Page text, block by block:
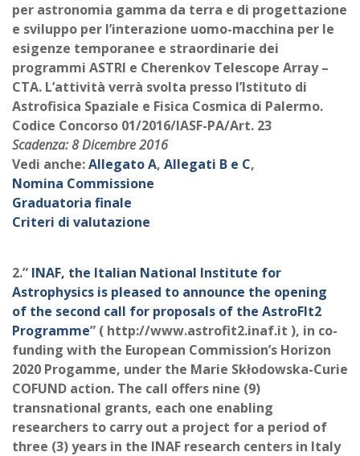
per astronomia gamma da terra e di progettazione
e sviluppo per l’interazione uomo-macchina per le
esigenze temporanee e straordinarie dei
programmi ASTRI e Cherenkov Telescope Array –
CTA. L’attività verrà svolta presso l’Istituto di
Astrofisica Spaziale e Fisica Cosmica di Palermo.
Codice Concorso 01/2016/IASF-PA/Art. 23
Scadenza: 8 Dicembre 2016
Vedi anche:Allegato A, Allegati B e C,
Nomina Commissione
Graduatoria finale
Criteri di valutazione
2.” INAF, the Italian National Institute for
Astrophysics is pleased to announce the opening
of the second call for proposals of the AstroFIt2
Programme” ( http://www.astrofit2.inaf.it ), in co-
funding with the European Commission’s Horizon
2020 Progamme, under the Marie Skłodowska-Curie
COFUND action. The call offers nine (9)
transnational grants, each one enabling
researchers to carry out a project for a period of
three (3) years in the INAF research centers in Italy